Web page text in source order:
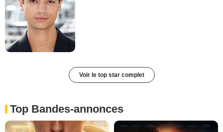
Voir le top star complet
Top Bandes-annonces